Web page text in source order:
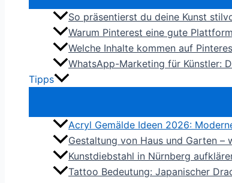
So präsentierst du deine Kunst
Warum Pinterest eine gute
Welche Inhalte kommen auf
WhatsApp-Marketing für Künstler:
Tipps
Acryl Gemälde Ideen 2026:
Gestaltung von Haus und Garten –
Kunstdiebstahl in Nürnberg
Tattoo Bedeutung: Japanischer